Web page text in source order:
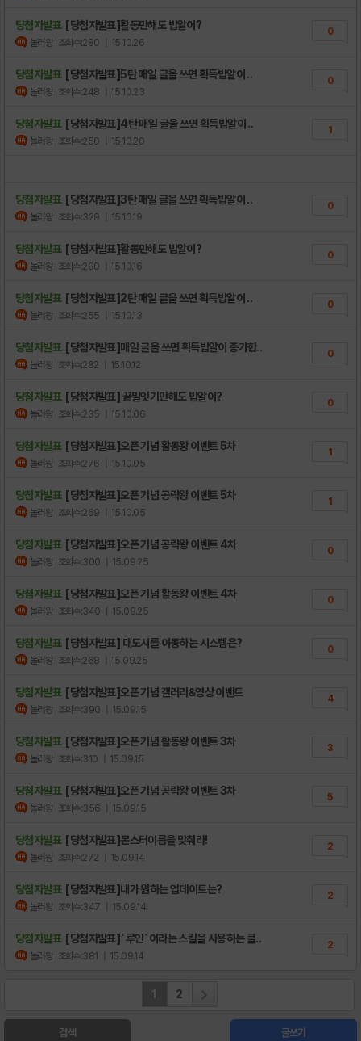
당첨자발표 [당첨자발표]활동만해도 밥알이?
놀러왕 조회수:280 | 15.10.26
0
당첨자발표 [당첨자발표]5탄 매일 글을 쓰면 획득밥알이 ..
놀러왕 조회수:248 | 15.10.23
0
당첨자발표 [당첨자발표]4탄 매일 글을 쓰면 획득밥알이 ..
놀러왕 조회수:250 | 15.10.20
1
당첨자발표 [당첨자발표]3탄 매일 글을 쓰면 획득밥알이 ..
놀러왕 조회수:329 | 15.10.19
0
당첨자발표 [당첨자발표]활동만해도 밥알이?
놀러왕 조회수:290 | 15.10.16
0
당첨자발표 [당첨자발표]2탄 매일 글을 쓰면 획득밥알이 ..
놀러왕 조회수:255 | 15.10.13
0
당첨자발표 [당첨자발표]매일 글을 쓰면 획득밥알이 증가한..
놀러왕 조회수:282 | 15.10.12
0
당첨자발표 [당첨자발표] 끝말잇기만해도 밥알이?
놀러왕 조회수:235 | 15.10.06
0
당첨자발표 [당첨자발표]오픈 기념 활동왕 이벤트 5차
놀러왕 조회수:276 | 15.10.05
1
당첨자발표 [당첨자발표]오픈 기념 공략왕 이벤트 5차
놀러왕 조회수:269 | 15.10.05
1
당첨자발표 [당첨자발표]오픈 기념 공략왕 이벤트 4차
놀러왕 조회수:300 | 15.09.25
0
당첨자발표 [당첨자발표]오픈 기념 활동왕 이벤트 4차
놀러왕 조회수:340 | 15.09.25
0
당첨자발표 [당첨자발표] 대도시를 이동하는 시스템은?
놀러왕 조회수:268 | 15.09.25
0
당첨자발표 [당첨자발표]오픈 기념 갤러리&영상 이벤트
놀러왕 조회수:390 | 15.09.15
4
당첨자발표 [당첨자발표]오픈 기념 활동왕 이벤트 3차
놀러왕 조회수:310 | 15.09.15
3
당첨자발표 [당첨자발표]오픈 기념 공략왕 이벤트 3차
놀러왕 조회수:356 | 15.09.15
5
당첨자발표 [당첨자발표]몬스터이름을 맞춰라!
놀러왕 조회수:272 | 15.09.14
2
당첨자발표 [당첨자발표]내가 원하는 업데이트는?
놀러왕 조회수:347 | 15.09.14
2
당첨자발표 [당첨자발표]`루인`이라는 스킬을 사용하는 클..
놀러왕 조회수:381 | 15.09.14
2
1 2
검색 글쓰기